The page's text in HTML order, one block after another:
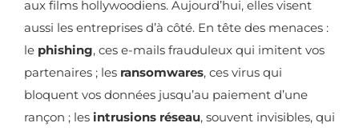
aux films hollywoodiens. Aujourd’hui, elles visent
aussi les entreprises d’à côté. En tête des menaces :
le phishing, ces e-mails frauduleux qui imitent vos
partenaires ; les ransomwares, ces virus qui
bloquent vos données jusqu’au paiement d’une
rançon ; les intrusions réseau, souvent invisibles, qui